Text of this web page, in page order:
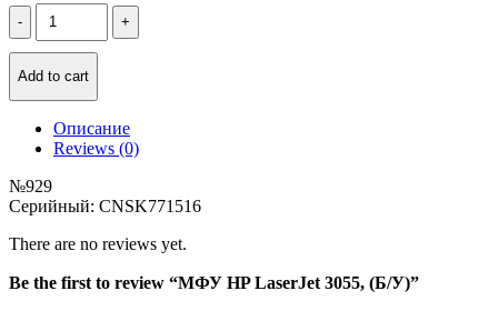
Количество
МФУ
HP
LaserJet
Add to cart
Описание
Reviews (0)
№929
Серийный: CNSK771516
There are no reviews yet.
Be the first to review “МФУ HP LaserJet 3055, (Б/У)”